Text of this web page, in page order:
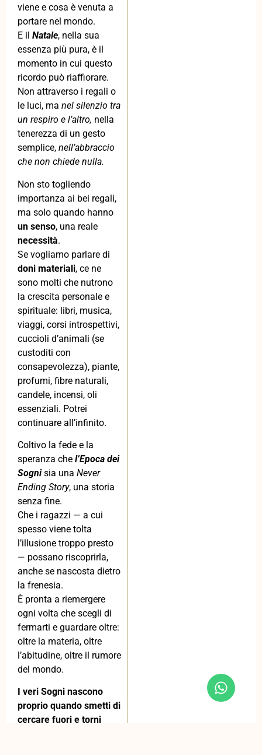
viene e cosa è venuta a
portare nel mondo.
E il Natale, nella sua
essenza più pura, è il
momento in cui questo
ricordo può riaffiorare.
Non attraverso i regali o
le luci, ma nel silenzio tra
un respiro e l’altro, nella
tenerezza di un gesto
semplice, nell’abbraccio
che non chiede nulla.
Non sto togliendo
importanza ai bei regali,
ma solo quando hanno
un senso, una reale
necessità.
Se vogliamo parlare di
doni materiali, ce ne
sono molti che nutrono
la crescita personale e
spirituale: libri, musica,
viaggi, corsi introspettivi,
cuccioli d’animali (se
custoditi con
consapevolezza), piante,
profumi, fibre naturali,
candele, incensi, oli
essenziali. Potrei
continuare all’infinito.
Coltivo la fede e la
speranza che l’Epoca dei
Sogni sia una Never
Ending Story, una storia
senza fine.
Che i ragazzi — a cui
spesso viene tolta
l’illusione troppo presto
— possano riscoprirla,
anche se nascosta dietro
la frenesia.
È pronta a riemergere
ogni volta che scegli di
fermarti e guardare oltre:
oltre la materia, oltre
l’abitudine, oltre il rumore
del mondo.
I veri Sogni nascono
proprio quando smetti di
cercare fuori e torni